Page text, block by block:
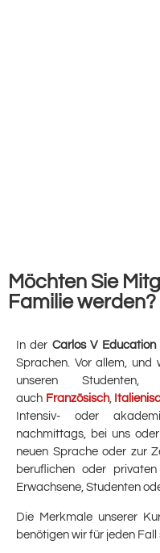
Möchten Sie
Familie werden?
In der Carlos V Education
Sprachen. Vor allem, und
unseren Studenten,
auch Französisch,
Intensiv- oder
nachmittags, bei uns
neuen Sprache oder zur
beruflichen oder
Erwachsene, Studenten
Die Merkmale unserer
benötigen wir für jeden